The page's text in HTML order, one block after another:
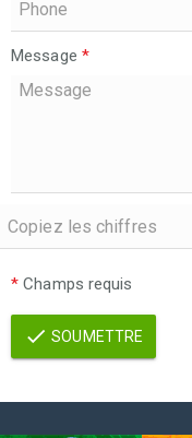
Message *
* Champs requis
SOUMETTRE